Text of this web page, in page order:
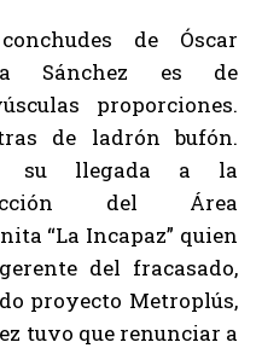
de Óscar
Sánchez es de
proporciones.
de ladrón bufón.
su llegada a la
del Área
“La Incapaz” quien
del fracasado,
proyecto Metroplús,
tuvo que renunciar a